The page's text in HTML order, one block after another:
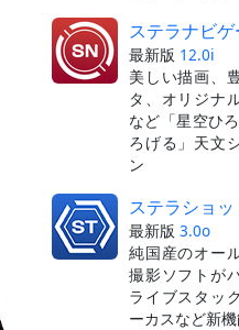
ステラナビ
最新版 12.0i
美しい描画、
タ、オリジナ
など「星空ひ
ろげる」天文
ン
ステラショ
最新版 3.0o
純国産のオー
撮影ソフトが
ライブスタッ
ーカスなど新